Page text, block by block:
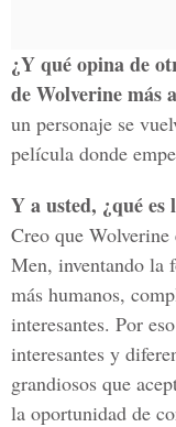
¿Y qué opina de
de Wolverine más
un personaje se
película donde
Y a usted, ¿qué es
Creo que
Men, inventando la
más humanos,
interesantes. Por
interesantes y
grandiosos que
la oportunidad de